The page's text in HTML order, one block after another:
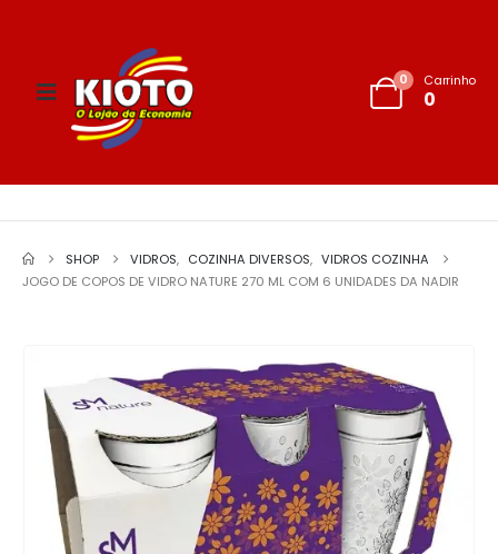
0 Carrinho
0
SHOP VIDROS, COZINHA DIVERSOS, VIDROS COZINHA
JOGO DE COPOS DE VIDRO NATURE 270 ML COM 6 UNIDADES DA NADIR